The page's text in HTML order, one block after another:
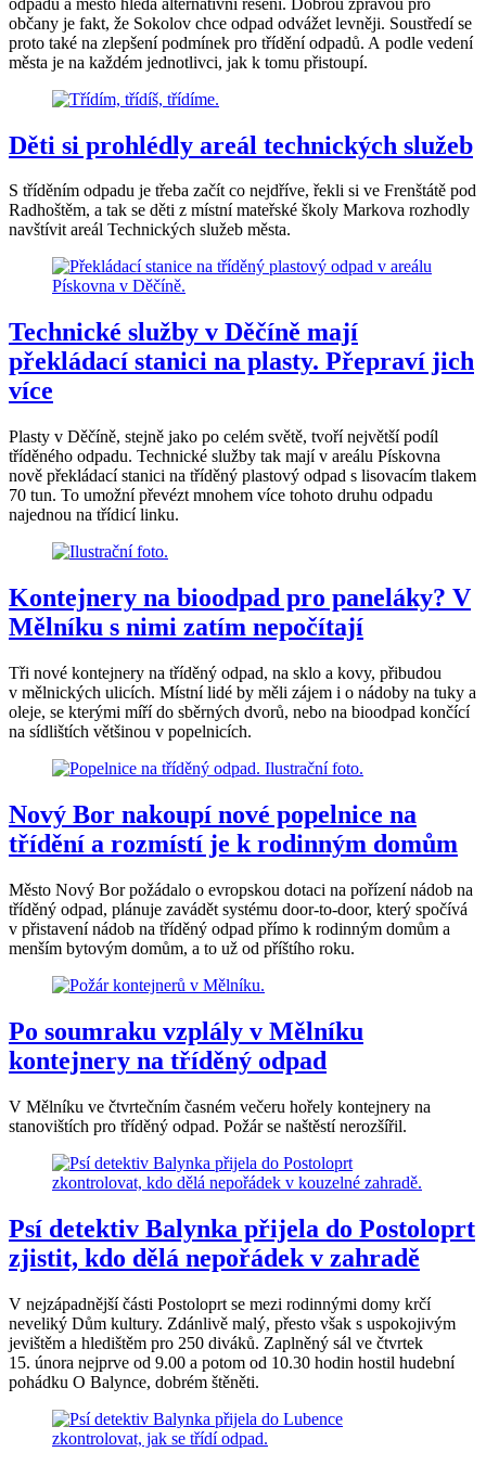
občany je fakt, že Sokolov chce odpad odvážet levněji. Soustředí se
proto také na zlepšení podmínek pro třídění odpadů. A podle vedení
města je na každém jednotlivci, jak k tomu přistoupí.
Děti si prohlédly areál technických služeb
S tříděním odpadu je třeba začít co nejdříve, řekli si ve Frenštátě pod
Radhoštěm, a tak se děti z místní mateřské školy Markova rozhodly
navštívit areál Technických služeb města.
Technické služby v Děčíně mají
překládací stanici na plasty. Přepraví jich
více
Plasty v Děčíně, stejně jako po celém světě, tvoří největší podíl
tříděného odpadu. Technické služby tak mají v areálu Pískovna
nově překládací stanici na tříděný plastový odpad s lisovacím tlakem
70 tun. To umožní převézt mnohem více tohoto druhu odpadu
najednou na třídicí linku.
Kontejnery na bioodpad pro paneláky? V
Mělníku s nimi zatím nepočítají
Tři nové kontejnery na tříděný odpad, na sklo a kovy, přibudou
v mělnických ulicích. Místní lidé by měli zájem i o nádoby na tuky a
oleje, se kterými míří do sběrných dvorů, nebo na bioodpad končící
na sídlištích většinou v popelnicích.
Nový Bor nakoupí nové popelnice na
třídění a rozmístí je k rodinným domům
Město Nový Bor požádalo o evropskou dotaci na pořízení nádob na
tříděný odpad, plánuje zavádět systému door-to-door, který spočívá
v přistavení nádob na tříděný odpad přímo k rodinným domům a
menším bytovým domům, a to už od příštího roku.
Po soumraku vzplály v Mělníku
kontejnery na tříděný odpad
V Mělníku ve čtvrtečním časném večeru hořely kontejnery na
stanovištích pro tříděný odpad. Požár se naštěstí nerozšířil.
Psí detektiv Balynka přijela do Postoloprt
zjistit, kdo dělá nepořádek v zahradě
V nejzápadnější části Postoloprt se mezi rodinnými domy krčí
neveliký Dům kultury. Zdánlivě malý, přesto však s uspokojivým
jevištěm a hledištěm pro 250 diváků. Zaplněný sál ve čtvrtek
15. února nejprve od 9.00 a potom od 10.30 hodin hostil hudební
pohádku O Balynce, dobrém štěněti.